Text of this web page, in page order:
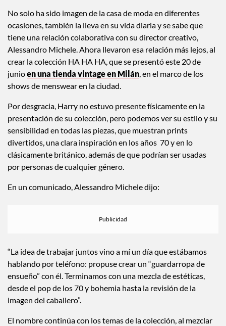
No solo ha sido imagen de la casa de moda en diferentes
ocasiones, también la lleva en su vida diaria y se sabe que
tiene una relación colaborativa con su director creativo,
Alessandro Michele. Ahora llevaron esa relación más lejos, al
crear la colección HA HA HA, que se presentó este 20 de
junioen una tienda vintage en Milán
Por desgracia, Harry no estuvo presente físicamente en la
presentación de su colección, pero podemos ver su estilo y su
sensibilidad en todas las piezas, que muestran prints
divertidos, una clara inspiración en los años 70 y en lo
clásicamente británico, además de que podrían ser usadas
“La idea de trabajar juntos vino a mí un día que estábamos
hablando por teléfono: propuse crear un “guardarropa de
ensueño” con él. Terminamos con una mezcla de estéticas,
desde el pop de los 70 y bohemia hasta la revisión de la